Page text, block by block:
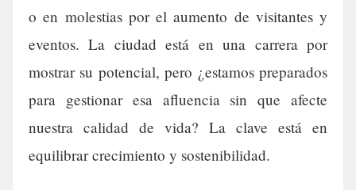
o en molestias por el aumento de visitantes y
eventos. La ciudad está en una carrera por
mostrar su potencial, pero ¿estamos preparados
para gestionar esa afluencia sin que afecte
nuestra calidad de vida? La clave está en
equilibrar crecimiento y sostenibilidad.